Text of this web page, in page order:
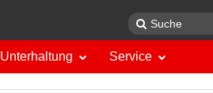
Unterhaltung Service